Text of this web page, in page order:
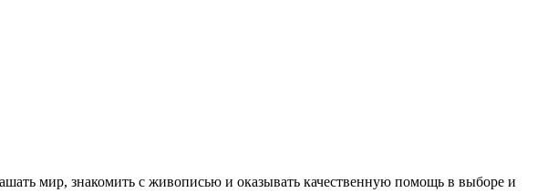
мир, знакомить с живописью и оказывать качественную помощь в выборе и